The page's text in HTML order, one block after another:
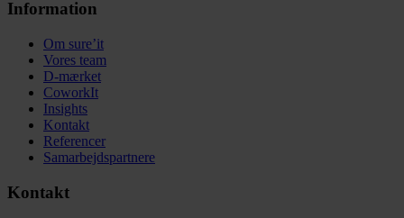
Information
Om sure’it
Vores team
D-mærket
CoworkIt
Insights
Kontakt
Referencer
Samarbejdspartnere
Kontakt